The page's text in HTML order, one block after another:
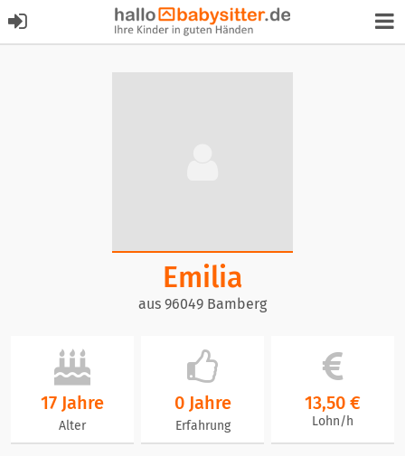
Emilia
aus 96049 Bamberg
17 Jahre
Alter
0 Jahre
Erfahrung
13,50 €
Lohn/h